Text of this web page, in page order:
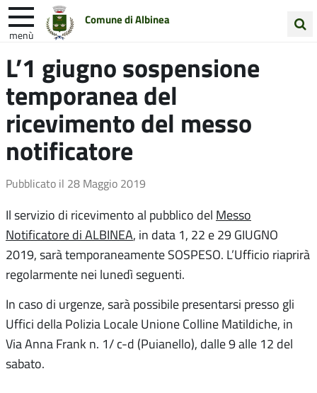
Comune di Albinea
menù
nel
sito
Vivi Albinea
Unione Colline Matildiche
L’1 giugno sospensione
temporanea del
ricevimento del messo
notificatore
Pubblicato il 28 Maggio 2019
Il servizio di ricevimento al pubblico del Messo
Notificatore di ALBINEA, in data 1, 22 e 29 GIUGNO
2019, sarà temporaneamente SOSPESO. L’Ufficio riaprirà
regolarmente nei lunedì seguenti.
In caso di urgenze, sarà possibile presentarsi presso gli
Uffici della Polizia Locale Unione Colline Matildiche, in
Via Anna Frank n. 1/ c-d (Puianello), dalle 9 alle 12 del
sabato.